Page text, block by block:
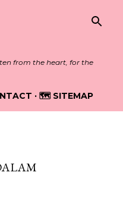
from the heart, for the
🗺️ SITEMAP